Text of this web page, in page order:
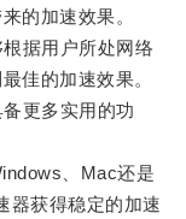
的加速效果。
据用户所处网络
佳的加速效果。
更多实用的功
、Mac还是
器获得稳定的加速